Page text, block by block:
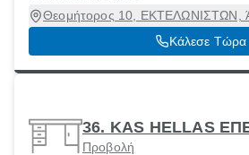
Θεομήτορος 10, ΕΚΤΕΛΩΝΙΣΤΩΝ,
Κάλεσε Τώρα
36. KAS HELLAS
Προβολή